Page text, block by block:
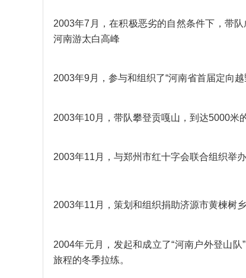
2003年7月，在积极恶劣的自然条件下，带
河南游太白高峰
2003年9月，参与和组织了“河南省首届定向越
2003年10月，带队攀登贡嘎山，到达5000米
2003年11月，与郑州市红十字会联合组织举
2003年11月，策划和组织捐助济源市黄楝树
2004年元月，发起和成立了“河南户外登山
旅程的冬季拉练。